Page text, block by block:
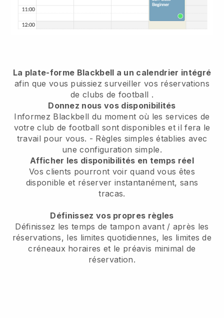
La plate-forme Blackbell a un calendrier intégré
afin que vous puissiez surveiller vos réservations
de clubs de football .
Donnez nous vos disponibilités
Informez Blackbell du moment où les services de
votre club de football sont disponibles et il fera le
travail pour vous. - Règles simples établies avec
une configuration simple.
Afficher les disponibilités en temps réel
Vos clients pourront voir quand vous êtes
disponible et réserver instantanément, sans
tracas.
Définissez vos propres règles
Définissez les temps de tampon avant / après les
réservations, les limites quotidiennes, les limites de
créneaux horaires et le préavis minimal de
réservation.